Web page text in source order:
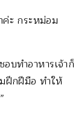
ค่ะ กระหม่อม
บทำอาหารเจ้าก็
ฝึกฝีมือ ทำให้